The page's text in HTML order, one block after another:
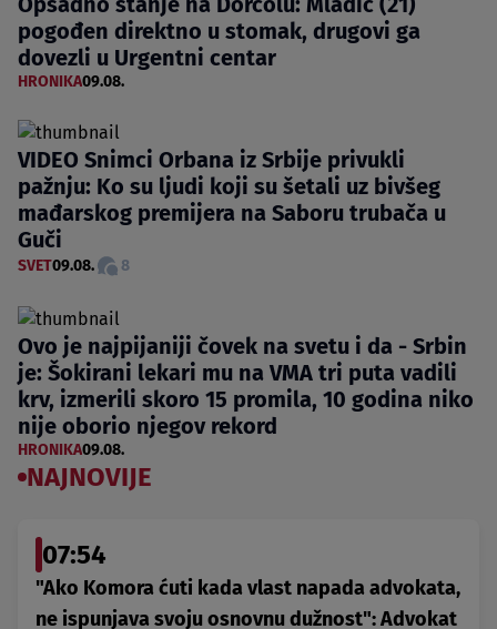
pogođen direktno u stomak, drugovi ga
dovezli u Urgentni centar
HRONIKA09.08.
VIDEO Snimci Orbana iz Srbije privukli
pažnju: Ko su ljudi koji su šetali uz bivšeg
mađarskog premijera na Saboru trubača u
Guči
SVET09.08. 8
Ovo je najpijaniji čovek na svetu i da - Srbin
je: Šokirani lekari mu na VMA tri puta vadili
krv, izmerili skoro 15 promila, 10 godina niko
nije oborio njegov rekord
HRONIKA09.08.
NAJNOVIJE
07:54
"Ako Komora ćuti kada vlast napada advokata,
ne ispunjava svoju osnovnu dužnost": Advokat